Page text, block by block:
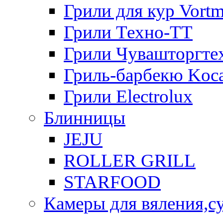
Грили для кур
Грили Техно-ТТ
Грили
Гриль-барбекю
Грили Electrolux
Блинницы
JEJU
ROLLER GRILL
STARFOOD
Камеры для